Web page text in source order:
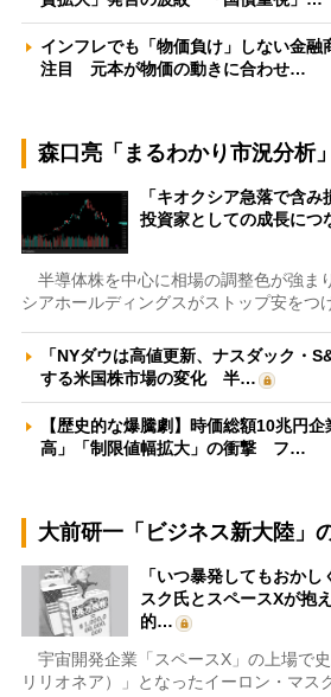
インフレでも「物価負け」しない金融
注目 元本が物価の動きに合わせ…
森口亮「まるわかり市況分析」
「キオクシア急落で含
投資家としての成長に
半導体株を中心に相場の調整色が強ま
シアホールディングスがストップ安をつ
「NYダウは高値更新、ナスダック・
する米国株市場の変化 半…
【歴史的な爆騰劇】時価総額10兆円
高」「制限値幅拡大」の衝撃 フ…
大前研一「ビジネス新大陸」
「いつ暴発してもおか
スク氏とスペースXが抱
的…
宇宙開発企業「スペースX」の上場で
リリオネア）」となったイーロン・マス